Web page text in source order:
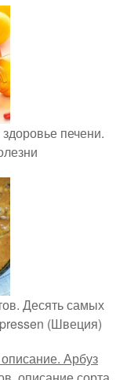
печени.
Десять самых
(Швеция)